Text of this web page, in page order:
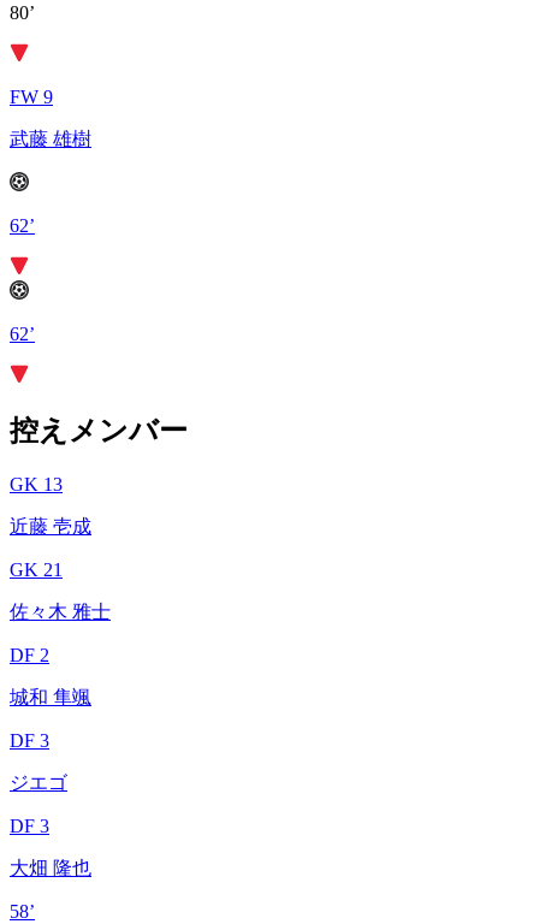
80’
FW 9
武藤 雄樹
62’
62’
控えメンバー
GK 13
近藤 壱成
GK 21
佐々木 雅士
DF 2
城和 隼颯
DF 3
ジエゴ
DF 3
大畑 隆也
58’